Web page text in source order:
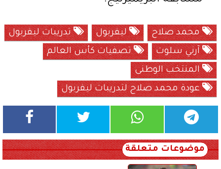
محمد صلاح ليفربول
تدريبات ليفربول
آرني سلوت
تصفيات كأس العالم
المنتخب الوطنى
عودة محمد صلاح لتدريبات ليفربول
موضوعات متعلقة